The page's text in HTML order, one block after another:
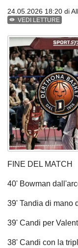
24.05.2026 18:20 di
VEDI LETTURE
FINE DEL MATCH
40' Bowman
39' Tandia di mano
39' Candi per
38' Candi con la